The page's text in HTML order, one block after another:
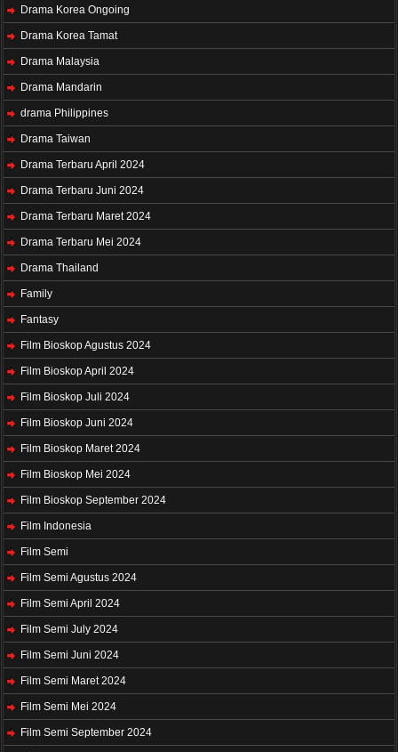
Drama Korea Ongoing
Drama Korea Tamat
Drama Malaysia
Drama Mandarin
drama Philippines
Drama Taiwan
Drama Terbaru April 2024
Drama Terbaru Juni 2024
Drama Terbaru Maret 2024
Drama Terbaru Mei 2024
Drama Thailand
Family
Fantasy
Film Bioskop Agustus 2024
Film Bioskop April 2024
Film Bioskop Juli 2024
Film Bioskop Juni 2024
Film Bioskop Maret 2024
Film Bioskop Mei 2024
Film Bioskop September 2024
Film Indonesia
Film Semi
Film Semi Agustus 2024
Film Semi April 2024
Film Semi July 2024
Film Semi Juni 2024
Film Semi Maret 2024
Film Semi Mei 2024
Film Semi September 2024